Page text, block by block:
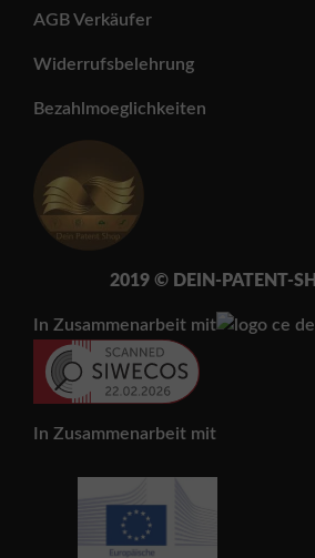
AGB Verkäufer
Widerrufsbelehrung
Bezahlmoeglichkeiten
2019 © DEIN-PATENT-SH
In Zusammenarbeit mit
In Zusammenarbeit mit